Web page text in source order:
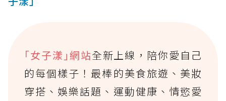
｢女子漾｣網站全新上線，陪你愛自己
的每個樣子！最棒的美食旅遊、美妝
穿搭、娛樂話題、運動健康、情慾愛